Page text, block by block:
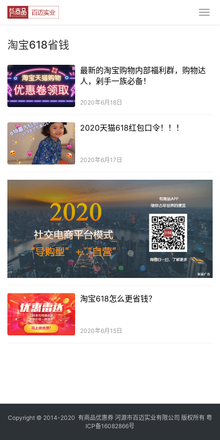
淘宝618省钱
最新的淘宝购物内部福利群，购物达
人，剁手一族必备！
2020年6月18日
2020天猫618红包口令！！！
2020年6月17日
淘宝618怎么更省钱？
2020年6月15日
Copyright © 2014-2020 有商品优惠券 河源市百迈实业有限公司 版权所有 粤
ICP备16082866号